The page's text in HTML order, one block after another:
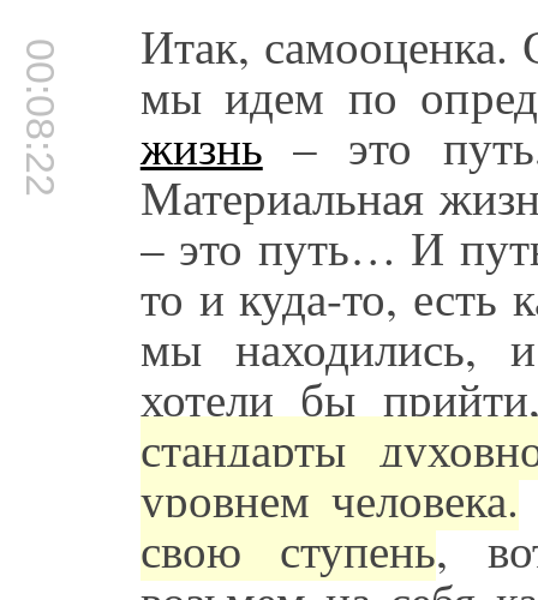
00:08:22 Итак, самооценка.
мы идем по
жизнь – это
Материальная
– это путь… И
то и куда-то, есть
мы находились,
хотели бы
стандарты
уровнем человека.
свою ступень,